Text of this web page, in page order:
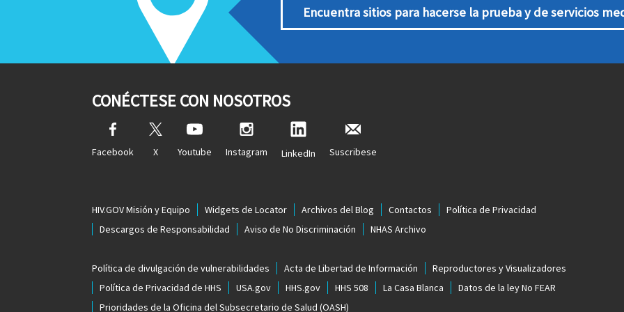
Encuentra sitios para hacerse la prueba y de servicios
CONÉCTESE CON NOSOTROS
Facebook X Youtube Instagram LinkedIn Suscribese
HIV.GOV Misión y Equipo Widgets de Locator Archivos del Blog Contactos
Política de Privacidad
Descargos de Responsabilidad
Aviso de No Discriminación NHAS Archivo
Política de divulgación de vulnerabilidades Acta de Libertad de Información
Reproductores y Visualizadores
Política de Privacidad de HHS
USA.gov HHS.gov HHS 508 La Casa Blanca
Datos de la ley No FEAR
Prioridades de la Oficina del Subsecretario de Salud (OASH)